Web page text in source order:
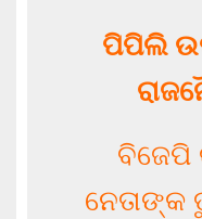
ପିପିଲି
ବିଜେପି
ନେତାଙ୍କ